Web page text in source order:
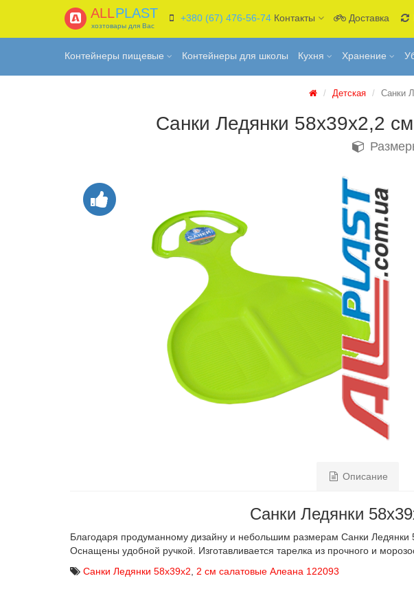
ALLPLAST
хозтовары для Вас
+380 (67) 476-56-74 Контакты Доставка
Контейнеры пищевые Контейнеры для школы Кухня Хранение
Детская Санки
Санки Ледянки 58х39х2,2
Описание
Санки Ледянки
Благодаря продуманному дизайну и небольшим размерам Санки
Оснащены удобной ручкой. Изготавливается тарелка из прочного и
Санки Ледянки 58х39х2
2 см салатовые Алеана 122093